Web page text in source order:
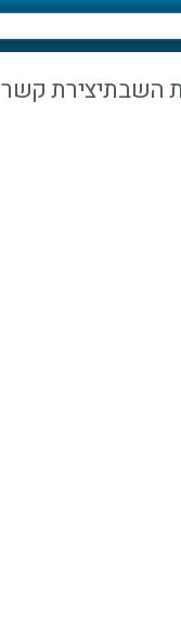
השבתיצירת קשר